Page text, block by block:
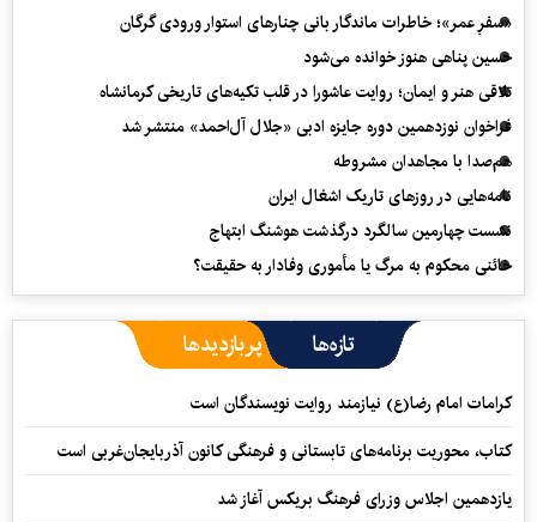
«سفرِ عمر»؛ خاطرات ماندگار بانی چنارهای استوار ورودی گرگان
حسین پناهی هنوز خوانده می‌شود
تلاقی هنر و ایمان؛ روایت عاشورا در قلب تکیه‌های تاریخی کرمانشاه
فراخوان نوزدهمین دوره جایزه ادبی «جلال آل‌احمد» منتشر شد
هم‌صدا با مجاهدان مشروطه
نامه‌هایی در روزهای تاریک اشغال ایران
نشست چهارمین سالگرد درگذشت هوشنگ ابتهاج
خائنی محکوم به مرگ یا مأموری وفادار به حقیقت؟
تازه‌ها پربازدیدها
کرامات امام رضا(ع) نیازمند روایت نویسندگان است
کتاب، محوریت برنامه‌های تابستانی و فرهنگی کانون آذربایجان‌غربی است
یازدهمین اجلاس وزرای فرهنگ بریکس آغاز شد